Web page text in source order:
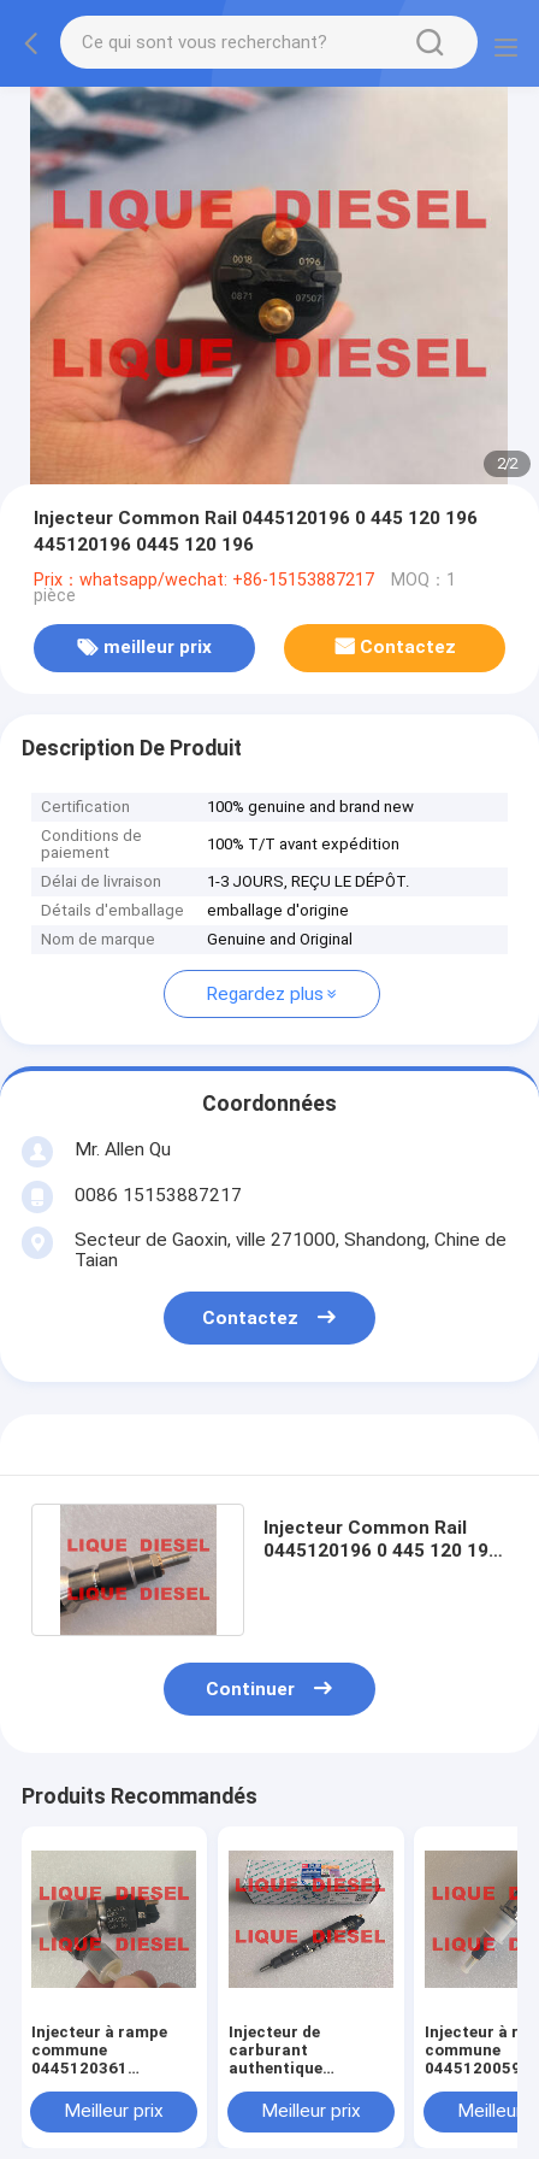
2/2
Injecteur Common Rail 0445120196 0 445 120 196
445120196 0445 120 196
Prix：whatsapp/wechat: +86-15153887217 MOQ：1
pièce
meilleur prix Contactez
Description De Produit
Certification
100% genuine and brand new
Conditions de
paiement
100% T/T avant expédition
Délai de livraison
1-3 JOURS, REÇU LE DÉPÔT.
Détails d'emballage
emballage d'origine
Nom de marque
Genuine and Original
Regardez plus
Coordonnées
Mr. Allen Qu
0086 15153887217
Secteur de Gaoxin, ville 271000, Shandong, Chine de
Taian
Contactez
Injecteur Common Rail
0445120196 0 445 120 196
Continuer
Produits Recommandés
Injecteur à rampe
commune
0445120361
120 361 5801479314
Meilleur prix
Injecteur de
carburant
authentique
0445120290 0 445
120 290 L4700-
Meilleur prix
Injecteur à
commune
0445120059
120 059 0 445
231 pour
Meilleur